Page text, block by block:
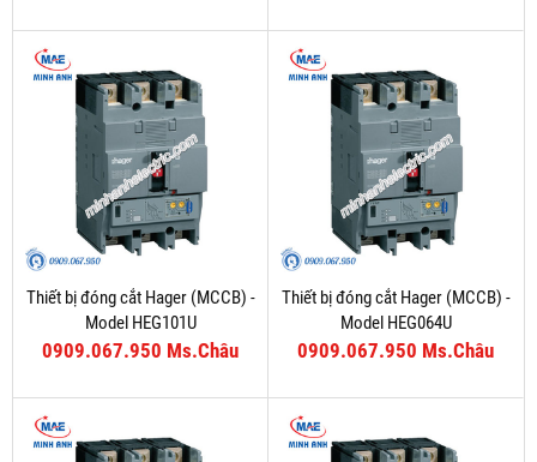
Thiết bị đóng cắt Hager (MCCB) -
Model HEG101U
0909.067.950 Ms.Châu
Thiết bị đóng cắt Hager (MCCB) -
Model HEG064U
0909.067.950 Ms.Châu